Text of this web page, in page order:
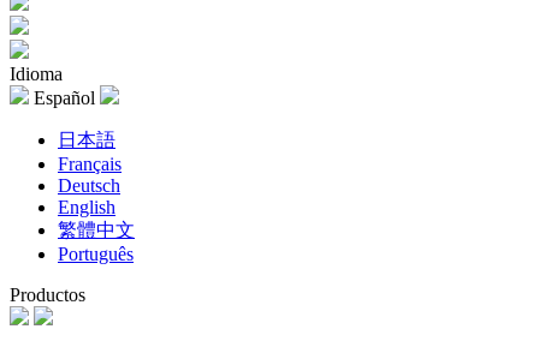
Idioma
Español
日本語
Français
Deutsch
English
繁體中文
Português
Productos